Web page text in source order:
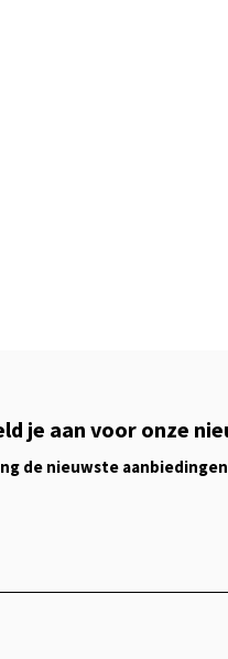
je aan voor onze
de nieuwste